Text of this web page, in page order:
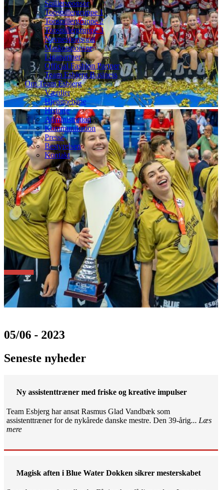
Spillersponsor
Topspillergruppe 1
Topspillergruppe 2
Topspillergruppe 3
Navnesponsorat
Maskotsponsor
Ligapartner
Official Fashion Partner
Team Esbjerg Business
Om Team Esbjerg
Værdier
Hjemmebane
Historie
Administration
Kommunikation
Presse
Bestyrelsen
Kontakt
05/06 - 2023
Seneste nyheder
Ny assistenttræner med friske og kreative impulser
Team Esbjerg har ansat Rasmus Glad Vandbæk som
assistenttræner for de nykårede danske mestre. Den 39-årig... Læs
mere
Magisk aften i Blue Water Dokken sikrer mesterskabet